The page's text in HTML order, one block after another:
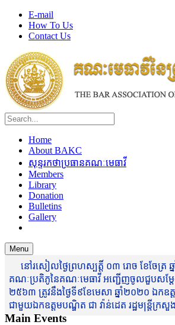
E-mail
How To Us
Contact Us
Home
About BAKC
សុន្ទរកថាប្រធានគណៈមេធាវី
Members
Library
Donation
Bulletins
Gallery
Menu
នៅរសៀលថ្ងៃព្រហស្បត្តិ៍ ០៣ រោច ខែចែត្រ ឆ្
គណៈប្រតិភូនៃគណៈមេធាវី អញ្ជើញចូលជួបសម្តែង
២៥៦៣ ត្រូវនឹងថ្ងៃទី៩ខែមេសា ឆ្នាំ២០២០ ឯកឧ
ជាមួយឯកឧត្តមបណ្ឌិត ជា វ៉ាន់ដេត រដ្ឋមន្រ្
Main Events